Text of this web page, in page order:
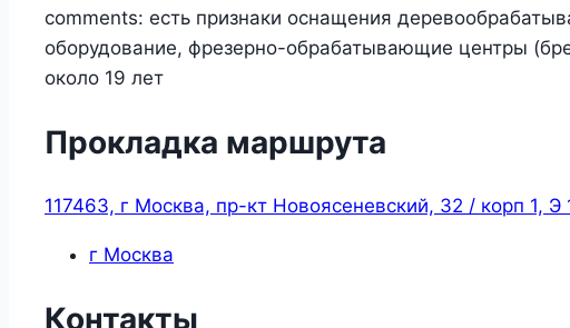
comments: есть признаки оснащения
оборудование, фрезерно-обрабатывающие центры
около 19 лет
Прокладка маршрута
117463, г Москва, пр-кт Новоясеневский, 32 / корп 1,
г Москва
Контакты